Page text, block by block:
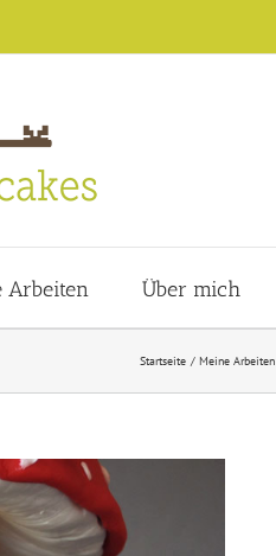
Arbeiten Über mich
Startseite Meine Arbeiten